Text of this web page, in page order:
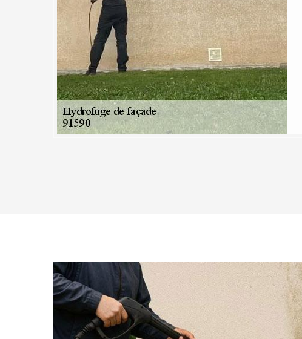
extérieurs. La présence de fissures est quant à elle un signe plus grave de
pas négliger l’importance de l’hydrofuge de façade. Si les murs extérieurs
hydrofugés, c’est peut-être le bon moment pour y songer. Notre entreprise
Cerny et dans toute la région pour hydrofuger votre façade et empêcher